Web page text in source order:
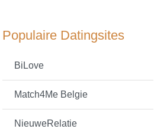
Populaire Datingsites
BiLove
Match4Me Belgie
NieuweRelatie